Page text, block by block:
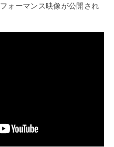
ォーマンス映像が公開され